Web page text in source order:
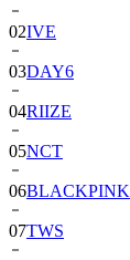
02IVE
03DAY6
04RIIZE
05NCT
06BLACKPINK
07TWS